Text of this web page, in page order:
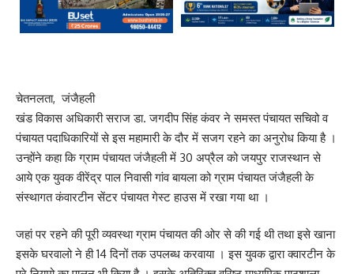
चेतनलता, जंजैहली
खंड विकास अधिकारी सराज डा. जगदीप सिंह कंवर ने समस्त पंचायत सचिवो व
पंचायत पदाधिकारियों से इस महामारी के दौर में सजग रहने का अनुरोध किया है ।
उन्होंने कहा कि ग्राम पंचायत जंजैहली में 30 अप्रैल को जयपुर राजस्थान से
आये एक युवक वीरेंद्र पाल निवासी गांव बायला को ग्राम पंचायत जंजैहली के
संस्थागत कंवारटीन सेंटर पंचायत गेस्ट हाउस में रखा गया था ।
जहां पर रहने की पूरी व्यवस्था ग्राम पंचायत की ओर से की गई थी तथा इसे खाना
इसके घरवालो ने ही 14 दिनों तक उपलब्ध करवाया । इस युवक द्वारा क्वारटीन के